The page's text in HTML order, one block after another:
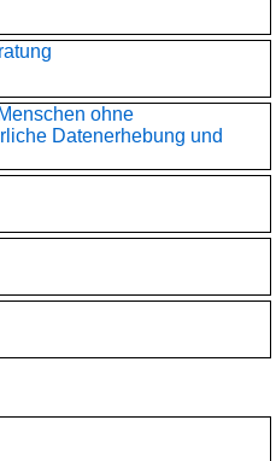
ohne
Datenerhebung und